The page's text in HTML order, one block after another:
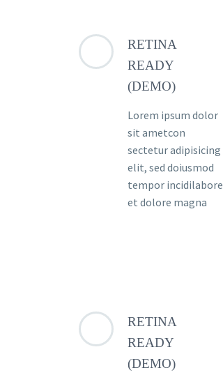
RETINA
READY
(DEMO)
Lorem ipsum dolor
sit ametcon
sectetur adipisicing
elit, sed doiusmod
tempor incidilabore
et dolore magna
RETINA
READY
(DEMO)